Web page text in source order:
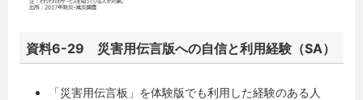
資料6-29 災害用伝言版への自信と利用経験（SA）
「災害用伝言板」を体験版でも利用した経験のある人